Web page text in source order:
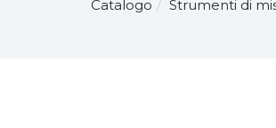
Catalogo Strumenti di